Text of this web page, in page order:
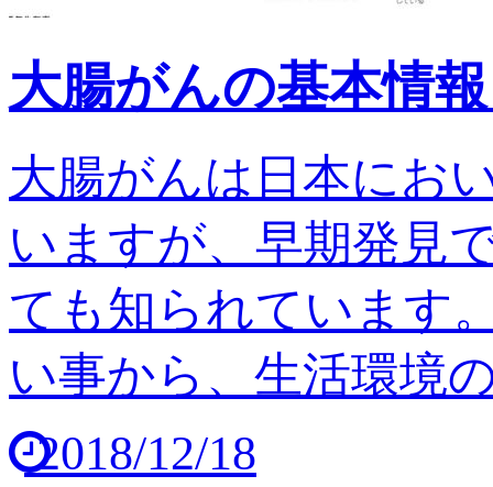
大腸がんの基本情
大腸がんは日本にお
いますが、早期発見
ても知られています
い事から、生活環境
2018/12/18